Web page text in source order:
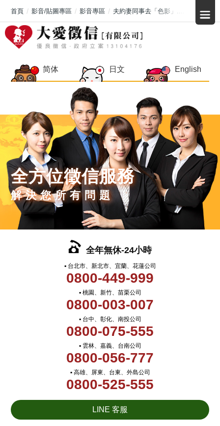
简体 日文 English
全方位徵信服務
解決您所有問題
全年無休-24小時
▪ 台北市、新北市、宜蘭、花蓮公司
0800-449-999
▪ 桃園、新竹、苗栗公司
0800-003-007
▪ 台中、彰化、南投公司
0800-075-555
▪ 雲林、嘉義、台南公司
0800-056-777
▪ 高雄、屏東、台東、外島公司
0800-525-555
LINE 客服
首頁 影音/貼圖專區 影音專區 夫約妻同事去「色影」......【徵信社